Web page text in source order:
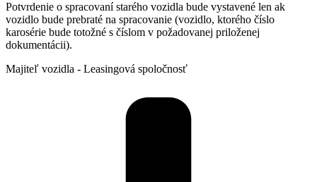
Potvrdenie o spracovaní starého vozidla bude vystavené len ak
vozidlo bude prebraté na spracovanie (vozidlo, ktorého číslo
karosérie bude totožné s číslom v požadovanej priloženej
dokumentácii).
Majiteľ vozidla - Leasingová spoločnosť